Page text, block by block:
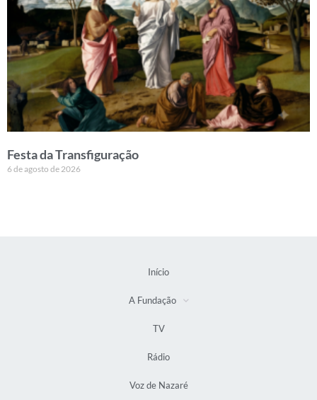
Festa da Transfiguração
6 de agosto de 2026
Início
A Fundação
TV
Rádio
Voz de Nazaré